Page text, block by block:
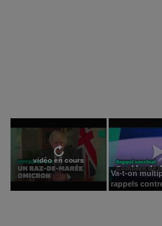
vidéo en cours
Va-t-on
rappels